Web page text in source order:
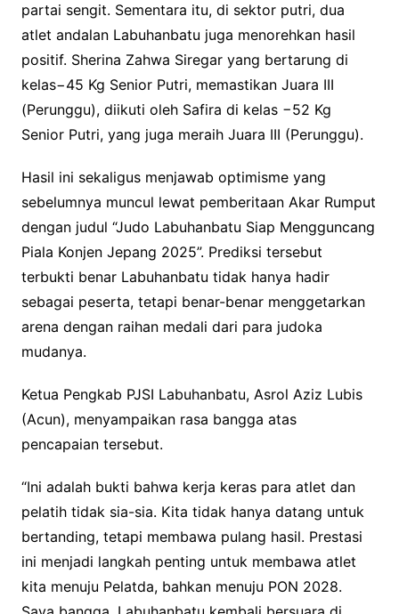
partai sengit. Sementara itu, di sektor putri, dua
atlet andalan Labuhanbatu juga menorehkan hasil
positif. Sherina Zahwa Siregar yang bertarung di
kelas−45 Kg Senior Putri, memastikan Juara III
(Perunggu), diikuti oleh Safira di kelas −52 Kg
Senior Putri, yang juga meraih Juara III (Perunggu).
Hasil ini sekaligus menjawab optimisme yang
sebelumnya muncul lewat pemberitaan Akar Rumput
dengan judul “Judo Labuhanbatu Siap Mengguncang
Piala Konjen Jepang 2025”. Prediksi tersebut
terbukti benar Labuhanbatu tidak hanya hadir
sebagai peserta, tetapi benar-benar menggetarkan
arena dengan raihan medali dari para judoka
mudanya.
Ketua Pengkab PJSI Labuhanbatu, Asrol Aziz Lubis
(Acun), menyampaikan rasa bangga atas
pencapaian tersebut.
“Ini adalah bukti bahwa kerja keras para atlet dan
pelatih tidak sia-sia. Kita tidak hanya datang untuk
bertanding, tetapi membawa pulang hasil. Prestasi
ini menjadi langkah penting untuk membawa atlet
kita menuju Pelatda, bahkan menuju PON 2028.